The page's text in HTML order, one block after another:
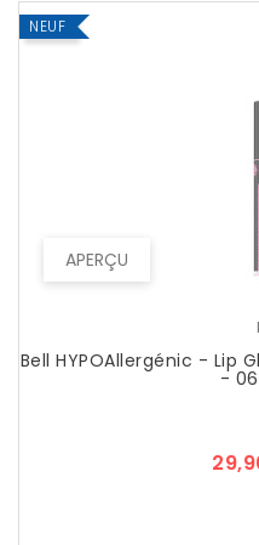
APERÇU
NEUF
Bell HYPOAllergénic - Lip
-